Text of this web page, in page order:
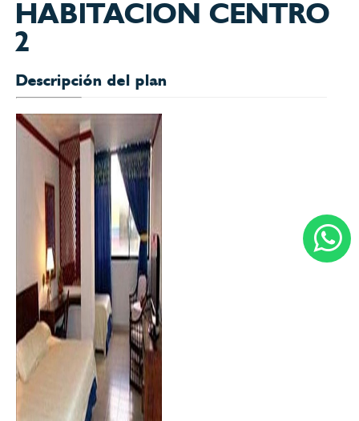
HABITACION CENTRO
2
Descripción del plan